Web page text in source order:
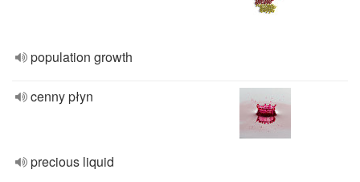
population growth
cenny płyn
precious liquid